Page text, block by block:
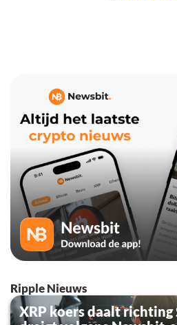
Ripple Nieuws
XRP koers daalt